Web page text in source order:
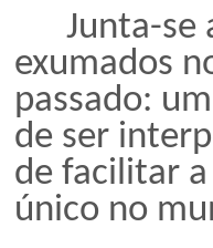
Junta-se
exumados
passado:
de ser
de facilitar
único no